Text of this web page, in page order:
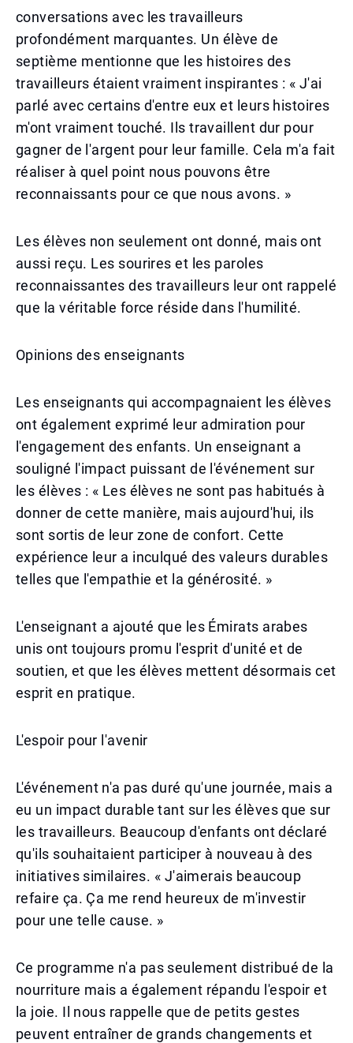
conversations avec les travailleurs
profondément marquantes. Un élève de
septième mentionne que les histoires des
travailleurs étaient vraiment inspirantes : « J'ai
parlé avec certains d'entre eux et leurs histoires
m'ont vraiment touché. Ils travaillent dur pour
gagner de l'argent pour leur famille. Cela m'a fait
réaliser à quel point nous pouvons être
reconnaissants pour ce que nous avons. »
Les élèves non seulement ont donné, mais ont
aussi reçu. Les sourires et les paroles
reconnaissantes des travailleurs leur ont rappelé
que la véritable force réside dans l'humilité.
Opinions des enseignants
Les enseignants qui accompagnaient les élèves
ont également exprimé leur admiration pour
l'engagement des enfants. Un enseignant a
souligné l'impact puissant de l'événement sur
les élèves : « Les élèves ne sont pas habitués à
donner de cette manière, mais aujourd'hui, ils
sont sortis de leur zone de confort. Cette
expérience leur a inculqué des valeurs durables
telles que l'empathie et la générosité. »
L'enseignant a ajouté que les Émirats arabes
unis ont toujours promu l'esprit d'unité et de
soutien, et que les élèves mettent désormais cet
esprit en pratique.
L'espoir pour l'avenir
L'événement n'a pas duré qu'une journée, mais a
eu un impact durable tant sur les élèves que sur
les travailleurs. Beaucoup d'enfants ont déclaré
qu'ils souhaitaient participer à nouveau à des
initiatives similaires. « J'aimerais beaucoup
refaire ça. Ça me rend heureux de m'investir
pour une telle cause. »
Ce programme n'a pas seulement distribué de la
nourriture mais a également répandu l'espoir et
la joie. Il nous rappelle que de petits gestes
peuvent entraîner de grands changements et